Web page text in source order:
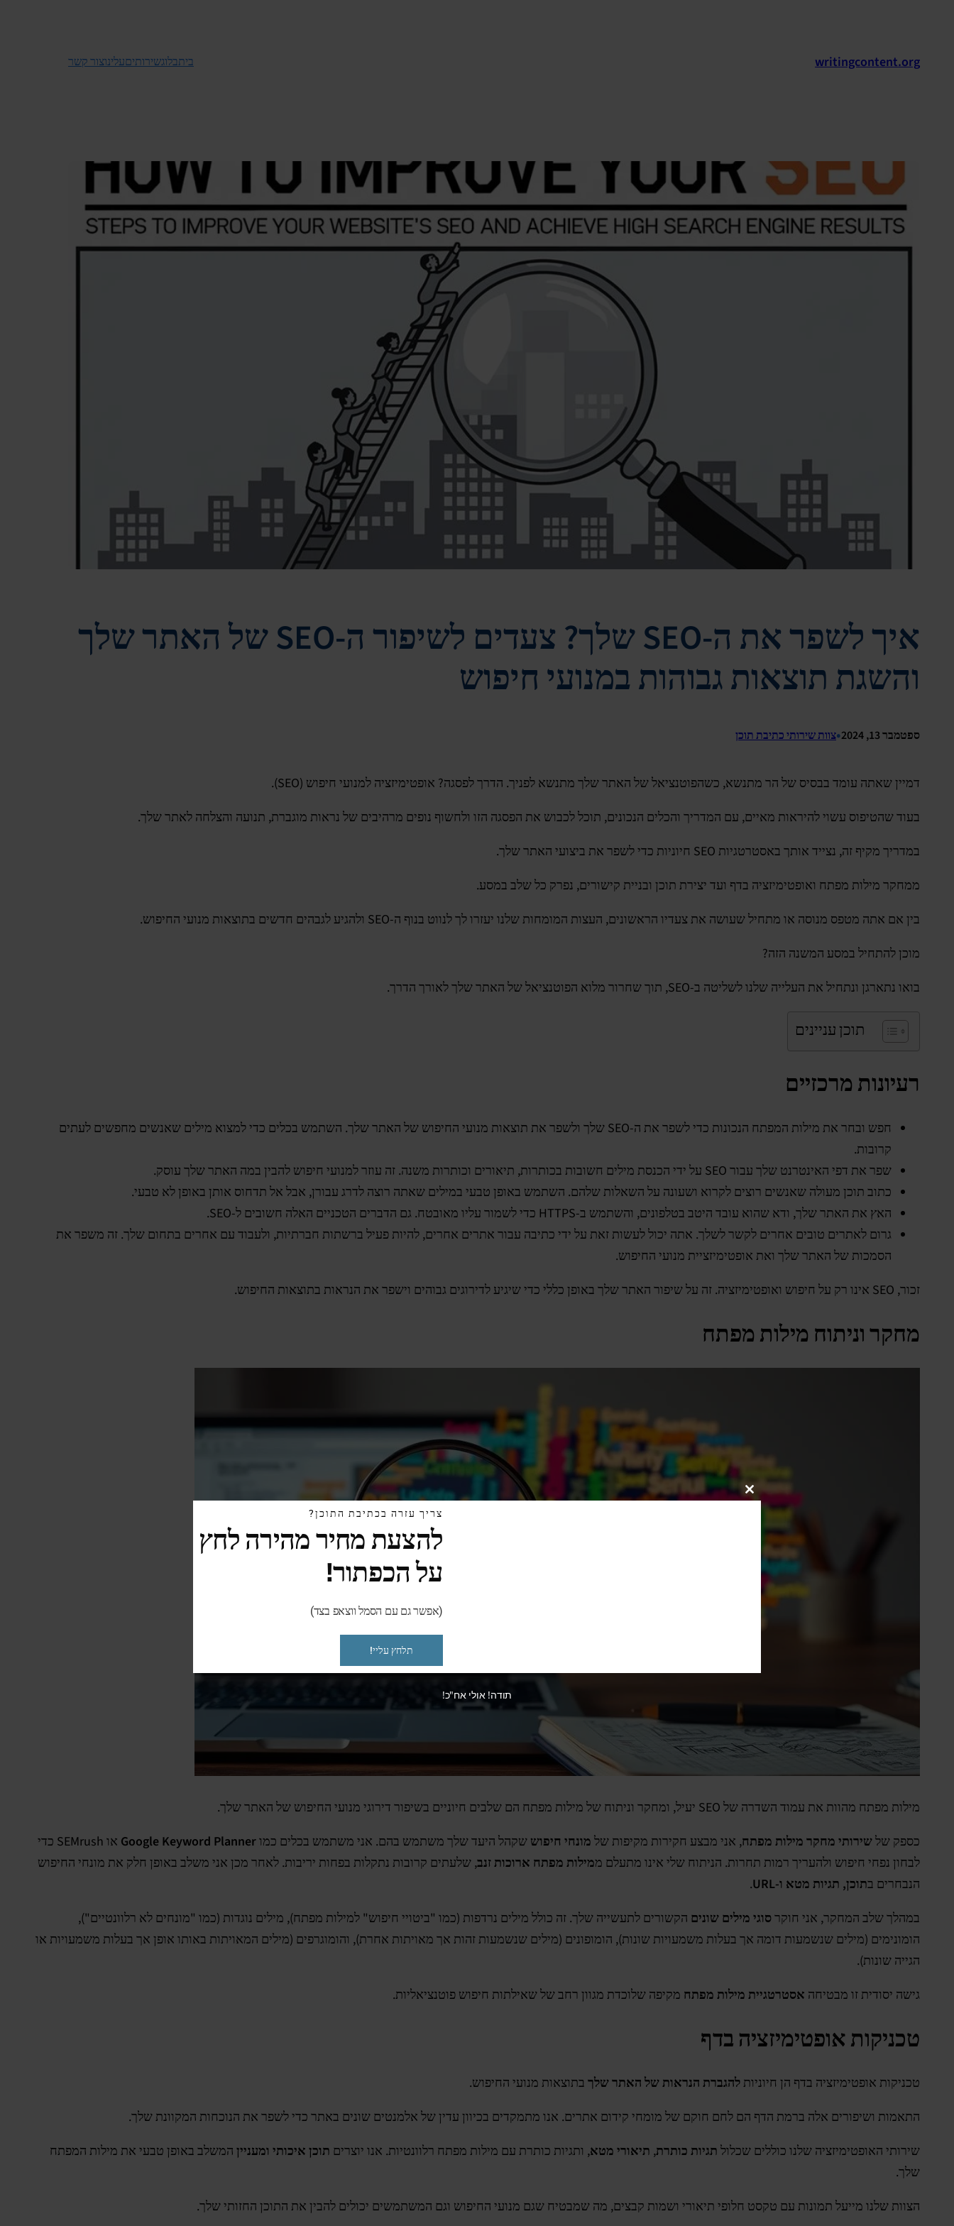
writingcontent.org ביתבלוגשירותיםעלינוצור קשר
איך לשפר את ה-SEO שלך? צעדים לשיפור ה-SEO של האתר שלך
והשגת תוצאות גבוהות במנועי חיפוש
ספטמבר 13, 2024 •צוות שירותי כתיבת תוכן
דמיין שאתה עומד בבסיס של הר מתנשא, כשהפוטנציאל של האתר שלך מתנשא לפניך. הדרך לפסגה? אופטימיזציה למנועי חיפוש (SEO).
בעוד שהטיפוס עשוי להיראות מאיים, עם המדריך והכלים הנכונים, תוכל לכבוש את הפסגה הזו ולחשוף נופים מרהיבים של נראות מוגברת, תנועה והצלחה לאתר שלך.
במדריך מקיף זה, נצייד אותך באסטרטגיות SEO חיוניות כדי לשפר את ביצועי האתר שלך.
ממחקר מילות מפתח ואופטימיזציה בדף ועד יצירת תוכן ובניית קישורים, נפרק כל שלב במסע.
בין אם אתה מטפס מנוסה או מתחיל שעושה את צעדיו הראשונים, העצות המומחות שלנו יעזרו לך לנווט בנוף ה-SEO ולהגיע לגבהים חדשים בתוצאות מנועי החיפוש.
מוכן להתחיל במסע המשנה הזה?
בואו נתארגן ונתחיל את העלייה שלנו לשליטה ב-SEO, תוך שחרור מלוא הפוטנציאל של האתר שלך לאורך הדרך.
תוכן עניינים
רעיונות מרכזיים
חפש ובחר את מילות המפתח הנכונות כדי לשפר את ה-SEO שלך ולשפר את תוצאות מנועי החיפוש של האתר שלך. השתמש בכלים כדי למצוא מילים שאנשים מחפשים לעתים
קרובות.
שפר את דפי האינטרנט שלך עבור SEO על ידי הכנסת מילים חשובות בכותרות, תיאורים וכותרות משנה. זה עוזר למנועי חיפוש להבין במה האתר שלך עוסק.
כתוב תוכן מעולה שאנשים רוצים לקרוא ושעונה על השאלות שלהם. השתמש באופן טבעי במילים שאתה רוצה לדרג עבורן, אבל אל תדחוס אותן באופן לא טבעי.
האץ את האתר שלך, ודא שהוא עובד היטב בטלפונים, והשתמש ב-HTTPS כדי לשמור עליו מאובטח. גם הדברים הטכניים האלה חשובים ל-SEO.
גרום לאתרים טובים אחרים לקשר לשלך. אתה יכול לעשות זאת על ידי כתיבה עבור אתרים אחרים, להיות פעיל ברשתות חברתיות, ולעבוד עם אחרים בתחום שלך. זה משפר את
הסמכות של האתר שלך ואת אופטימיזציית מנועי החיפוש.
זכור, SEO אינו רק על חיפוש ואופטימיזציה. זה על שיפור האתר שלך באופן כללי כדי שיגיע לדירוגים גבוהים וישפר את הנראות בתוצאות החיפוש.
מחקר וניתוח מילות מפתח
מילות מפתח מהוות את עמוד השדרה של SEO יעיל, ומחקר וניתוח של מילות מפתח הם שלבים חיוניים בשיפור דירוגי מנועי החיפוש של האתר שלך.
כספק שלשירותי מחקר מילות מפתח, אני מבצע חקירות מקיפות של מונחי חיפוש שקהל היעד שלך משתמש בהם. אני משתמש בכלים כמוGoogle Keyword Planner
או SEMrush כדי
לבחון נפחי חיפוש ולהעריך רמות תחרות. הניתוח שלי אינו מתעלם ממילות מפתח ארוכות זנב, שלעתים קרובות נתקלות בפחות יריבות. לאחר מכן אני משלב באופן חלק את מונחי החיפוש
הנבחרים בתוכן, תגיות מטא ו-URL
.
במהלך שלב המחקר, אני חוקר סוגי מילים שונים הקשורים לתעשייה שלך. זה כולל מילים נרדפות (כמו "ביטויי חיפוש" למילות מפתח), מילים נוגדות (כמו "מונחים לא רלוונטיים"),
הומונימים (מילים שנשמעות דומה אך בעלות משמעויות שונות), הומופונים (מילים שנשמעות זהות אך מאויתות אחרת), והומוגרפים (מילים המאויתות באותו אופן אך בעלות משמעויות או
הגייה שונות).
גישה יסודית זו מבטיחה אסטרטגיית מילות מפתח מקיפה שלוכדת מגוון רחב של שאילתות חיפוש פוטנציאליות.
טכניקות אופטימיזציה בדף
טכניקות אופטימיזציה בדף הן חיוניותלהגברת הנראות של האתר שלך בתוצאות מנועי החיפוש.
התאמות ושיפורים אלה ברמת הדף הם לחם חוקם של מומחי קידום אתרים. אנו מתמקדים בכיוון עדין של אלמנטים שונים באתר כדי לשפר את הנוכחות המקוונת שלך.
שירותי האופטימיזציה שלנו כוללים שכלול תגיות כותרת, תיאורי מטא, ותגיות כותרת עם מילות מפתח רלוונטיות. אנו יוצרים תוכן איכותי ומעניין המשלב באופן טבעי את מילות המפתח
שלך.
הצוות שלנו מייעל תמונות עם טקסט חלופי תיאורי ושמות קבצים, מה שמבטיח שגם מנועי החיפוש וגם המשתמשים יכולים להבין את התוכן החזותי שלך.
Close
צריך עזרה בכתיבת התוכן?
להצעת מחיר מהירה לחץ
על הכפתור!
(אפשר גם עם הסמל ווצאפ בצד)
תלחץ עליי!
תודה! אולי אח"כ!